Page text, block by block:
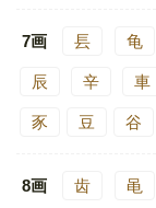
7画 镸 龟
辰 辛 車
豕 豆 谷
8画 齿 黾